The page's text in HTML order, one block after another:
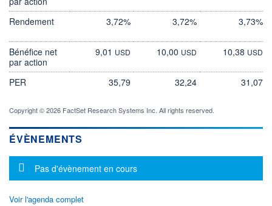
Rendement 3,72% 3,72% 3,73%
Bénéfice net
par action
9,01 USD 10,00 USD 10,38 USD
PER 35,79 32,24 31,07
Copyright © 2026 FactSet Research Systems Inc. All rights reserved.
ÉVÈNEMENTS
Message d'information
Pas d'évènement en cours
Voir l'agenda complet